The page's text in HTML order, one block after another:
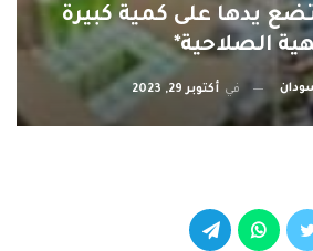
يدها على كمية كبيرة
الصلاحية*
في أكتوبر 29, 2023